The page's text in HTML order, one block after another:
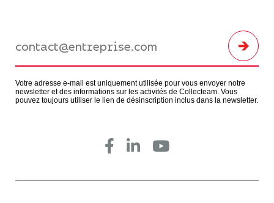
Votre adresse e-mail est uniquement utilisée pour vous envoyer notre
newsletter et des informations sur les activités de Collecteam. Vous
pouvez toujours utiliser le lien de désinscription inclus dans la newsletter.